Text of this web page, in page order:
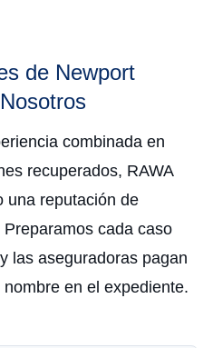
de Newport
combinada en
recuperados, RAWA
una reputación de
cada caso
las aseguradoras pagan
en el expediente.